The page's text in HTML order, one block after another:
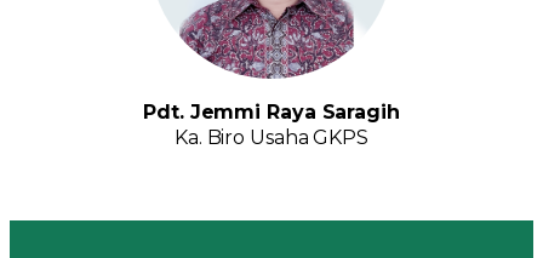
Pdt. Jemmi Raya Saragih
Ka. Biro Usaha GKPS